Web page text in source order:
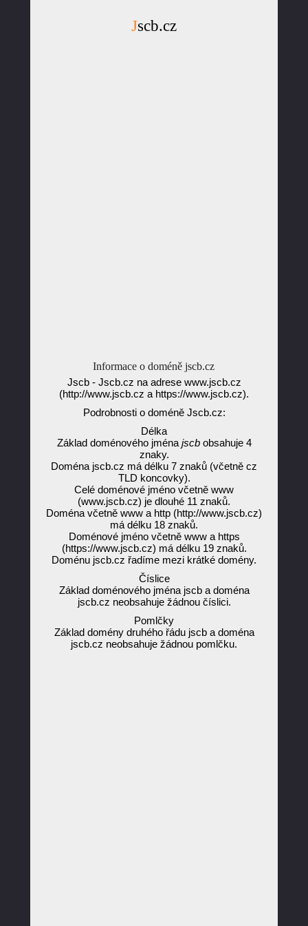
Jscb.cz
Informace o doméně jscb.cz
Jscb - Jscb.cz na adrese www.jscb.cz
(http://www.jscb.cz a https://www.jscb.cz).
Podrobnosti o doméně Jscb.cz:
Délka
Základ doménového jména jscbobsahuje 4
znaky.
Doména jscb.cz má délku 7 znaků (včetně cz
TLD koncovky).
Celé doménové jméno včetně www
(www.jscb.cz) je dlouhé 11 znaků.
Doména včetně www a http (http://www.jscb.cz)
má délku 18 znaků.
Doménové jméno včetně www a https
(https://www.jscb.cz) má délku 19 znaků.
Doménu jscb.cz řadíme mezi krátké domény.
Číslice
Základ doménového jména jscb a doména
jscb.cz neobsahuje žádnou číslici.
Pomlčky
Základ domény druhého řádu jscb a doména
jscb.cz neobsahuje žádnou pomlčku.